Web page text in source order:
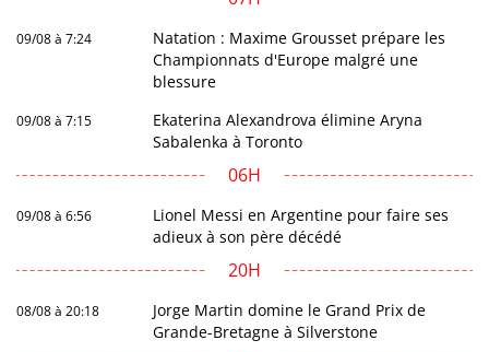
09/08 à 7:24
Natation : Maxime Grousset prépare les
Championnats d'Europe malgré une
blessure
09/08 à 7:15
Ekaterina Alexandrova élimine Aryna
Sabalenka à Toronto
06H
09/08 à 6:56
Lionel Messi en Argentine pour faire ses
adieux à son père décédé
20H
08/08 à 20:18
Jorge Martin domine le Grand Prix de
Grande-Bretagne à Silverstone